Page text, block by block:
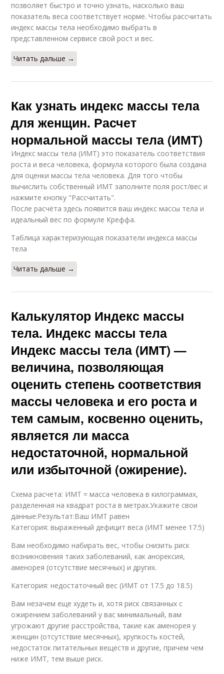
позволяет быстро и точно узнать, насколько ваш
показатель веса соответствует норме. Чтобы рассчитать
индекс массы тела необходимо выбрать в
представленном сервисе свой рост и вес.
Читать дальше →
Как узнать индекс массы тела
для женщин. Расчет
нормальной массы тела (ИМТ)
Индекс массы тела (ИМТ) это показатель соответствия
роста и веса человека, формула которого была создана
для оценки массы тела человека. Для того чтобы
вычислить собственный ИМТ заполните поля рост/вес и
нажмите кнопку "Рассчитать".
После расчёта здесь появится ваш индекс массы тела и
идеальный вес по формуле Креффа.
Таблица характеризующая показатели индекса массы
тела
Читать дальше →
Калькулятор Индекс массы
тела. Индекс массы тела
Индекс массы тела (ИМТ) —
величина, позволяющая
оценить степень соответствия
массы человека и его роста и
тем самым, косвенно оценить,
является ли масса
недостаточной, нормальной
или избыточной (ожирение).
Схема расчета: ИМТ = масса человека в килограммах,
разделенная на квадрат роста в метрах.Укажите свои
данные:Результат:Ваш ИМТ равен
Категория: выраженный дефицит веса (ИМТ менее 17.5)
Вам необходимо набирать вес, чтобы снизить риск
возникновения таких заболеваний, как анорексия,
аменорея (отсутствие месячных) и других.
Категория: недостаточный вес (ИМТ от 17.5 до 18.5)
Вам незачем еще худеть и, хотя риск связанных с
ожирением заболеваний у вас минимальный, вам
угрожают другие расстройства, такие как аменорея у
женщин (отсутствие месячных), хрупкость костей,
недостаток питательных веществ и другие, причем чем
ниже ИМТ, тем выше риск.